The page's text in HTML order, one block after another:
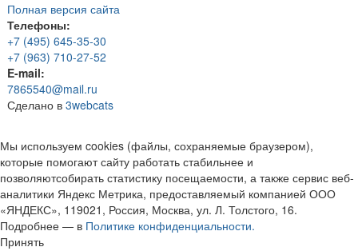
Полная версия сайта
Телефоны:
+7 (495) 645-35-30
+7 (963) 710-27-52
E-mail:
7865540@mail.ru
Сделано в 3webcats
Мы используем cookies (файлы, сохраняемые браузером),
которые помогают сайту работать стабильнее и
позволяютсобирать статистику посещаемости, а также сервис веб-
аналитики Яндекс Метрика, предоставляемый компанией ООО
«ЯНДЕКС», 119021, Россия, Москва, ул. Л. Толстого, 16.
Подробнее — в Политике конфиденциальности.
Принять